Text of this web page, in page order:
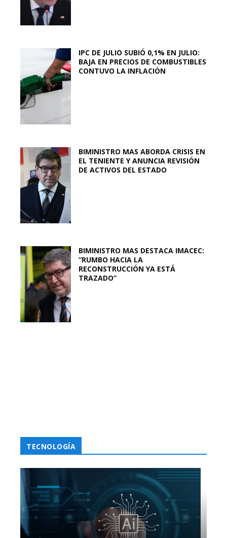
IPC DE JULIO SUBIÓ 0,1% EN JULIO:
BAJA EN PRECIOS DE COMBUSTIBLES
CONTUVO LA INFLACIÓN
BIMINISTRO MAS ABORDA CRISIS EN
EL TENIENTE Y ANUNCIA REVISIÓN
DE ACTIVOS DEL ESTADO
BIMINISTRO MAS DESTACA IMACEC:
“RUMBO HACIA LA
RECONSTRUCCIÓN YA ESTÁ
TRAZADO”
TECNOLOGÍA